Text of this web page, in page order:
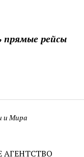
прямые рейсы
и Мира
АГЕНТСТВО